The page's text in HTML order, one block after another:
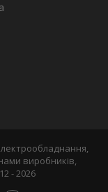
виробників,
- 2026